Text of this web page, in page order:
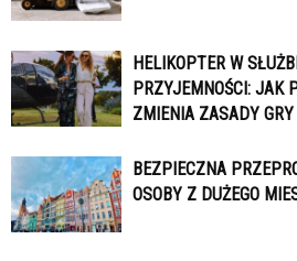
HELIKOPTER W
PRZYJEMNOŚCI: JAK
ZMIENIA ZASADY GRY
BEZPIECZNA
OSOBY Z DUŻEGO